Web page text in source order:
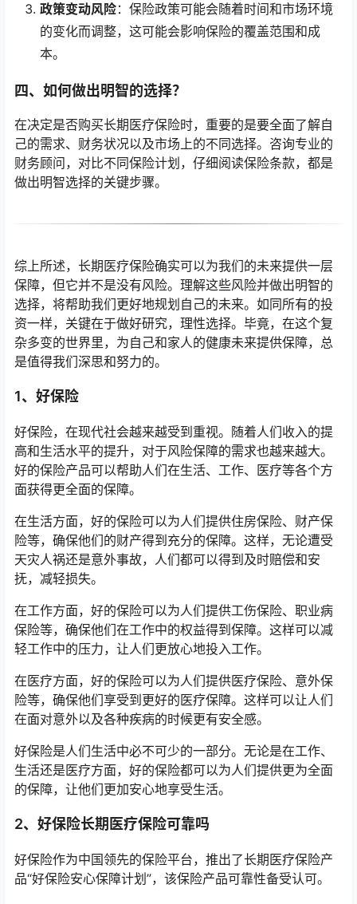
政策变动风险：保险政策可能会随着时间和市场环境
的变化而调整，这可能会影响保险的覆盖范围和成
本。
四、如何做出明智的选择？
在决定是否购买长期医疗保险时，重要的是要全面了解自
己的需求、财务状况以及市场上的不同选择。咨询专业的
财务顾问，对比不同保险计划，仔细阅读保险条款，都是
做出明智选择的关键步骤。
综上所述，长期医疗保险确实可以为我们的未来提供一层
保障，但它并不是没有风险。理解这些风险并做出明智的
选择，将帮助我们更好地规划自己的未来。如同所有的投
资一样，关键在于做好研究，理性选择。毕竟，在这个复
杂多变的世界里，为自己和家人的健康未来提供保障，总
是值得我们深思和努力的。
1、好保险
好保险，在现代社会越来越受到重视。随着人们收入的提
高和生活水平的提升，对于风险保障的需求也越来越大。
好的保险产品可以帮助人们在生活、工作、医疗等各个方
面获得更全面的保障。
在生活方面，好的保险可以为人们提供住房保险、财产保
险等，确保他们的财产得到充分的保障。这样，无论遭受
天灾人祸还是意外事故，人们都可以得到及时赔偿和安
抚，减轻损失。
在工作方面，好的保险可以为人们提供工伤保险、职业病
保险等，确保他们在工作中的权益得到保障。这样可以减
轻工作中的压力，让人们更放心地投入工作。
在医疗方面，好的保险可以为人们提供医疗保险、意外保
险等，确保他们享受到更好的医疗保障。这样可以让人们
在面对意外以及各种疾病的时候更有安全感。
好保险是人们生活中必不可少的一部分。无论是在工作、
生活还是医疗方面，好的保险都可以为人们提供更为全面
的保障，让他们更加安心地享受生活。
2、好保险长期医疗保险可靠吗
好保险作为中国领先的保险平台，推出了长期医疗保险产
品“好保险安心保障计划”，该保险产品可靠性备受认可。